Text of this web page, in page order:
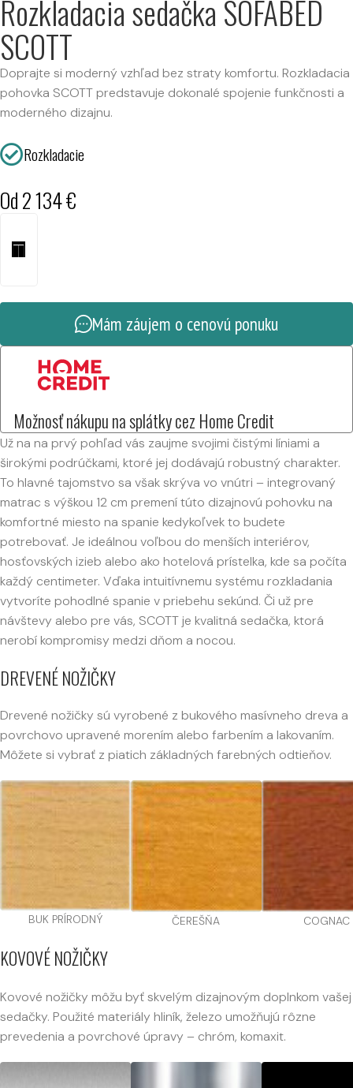
Rozkladacia sedačka SOFABED
SCOTT
Doprajte si moderný vzhľad bez straty komfortu. Rozkladacia
pohovka SCOTT predstavuje dokonalé spojenie funkčnosti a
moderného dizajnu.
Rozkladacie
Od2 134€
Mám záujem o cenovú ponuku
Možnosť nákupu na splátky cez Home Credit
Už na na prvý pohľad vás zaujme svojimi čistými líniami a
širokými podrúčkami, ktoré jej dodávajú robustný charakter.
To hlavné tajomstvo sa však skrýva vo vnútri – integrovaný
matrac s výškou 12 cm premení túto dizajnovú pohovku na
komfortné miesto na spanie kedykoľvek to budete
potrebovať. Je ideálnou voľbou do menších interiérov,
hosťovských izieb alebo ako hotelová prístelka, kde sa počíta
každý centimeter. Vďaka intuitívnemu systému rozkladania
vytvoríte pohodlné spanie v priebehu sekúnd. Či už pre
návštevy alebo pre vás, SCOTT je kvalitná sedačka, ktorá
nerobí kompromisy medzi dňom a nocou.
DREVENÉ NOŽIČKY
Drevené nožičky sú vyrobené z bukového masívneho dreva a
povrchovo upravené morením alebo farbením a lakovaním.
Môžete si vybrať z piatich základných farebných odtieňov.
BUK PRÍRODNÝ ČEREŠŇA COGNAC
KOVOVÉ NOŽIČKY
Kovové nožičky môžu byť skvelým dizajnovým doplnkom vašej
sedačky. Použité materiály hliník, železo umožňujú rôzne
prevedenia a povrchové úpravy – chróm, komaxit.